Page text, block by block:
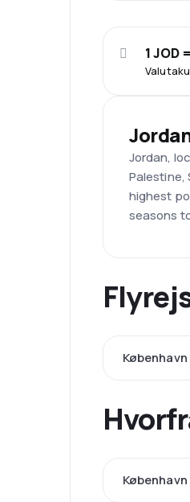
1 JOD
Jordan,
Palestine,
highest
seasons